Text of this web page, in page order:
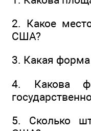
2. Какое
США?
3. Какая
4. Какова
5. Сколько